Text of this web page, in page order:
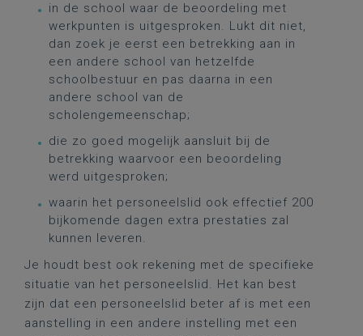
in de school waar de beoordeling met
werkpunten is uitgesproken. Lukt dit niet,
dan zoek je eerst een betrekking aan in
een andere school van hetzelfde
schoolbestuur en pas daarna in een
andere school van de
scholengemeenschap;
die zo goed mogelijk aansluit bij de
betrekking waarvoor een beoordeling
werd uitgesproken;
waarin het personeelslid ook effectief 200
bijkomende dagen extra prestaties zal
kunnen leveren.
Je houdt best ook rekening met de specifieke
situatie van het personeelslid. Het kan best
zijn dat een personeelslid beter af is met een
aanstelling in een andere instelling met een